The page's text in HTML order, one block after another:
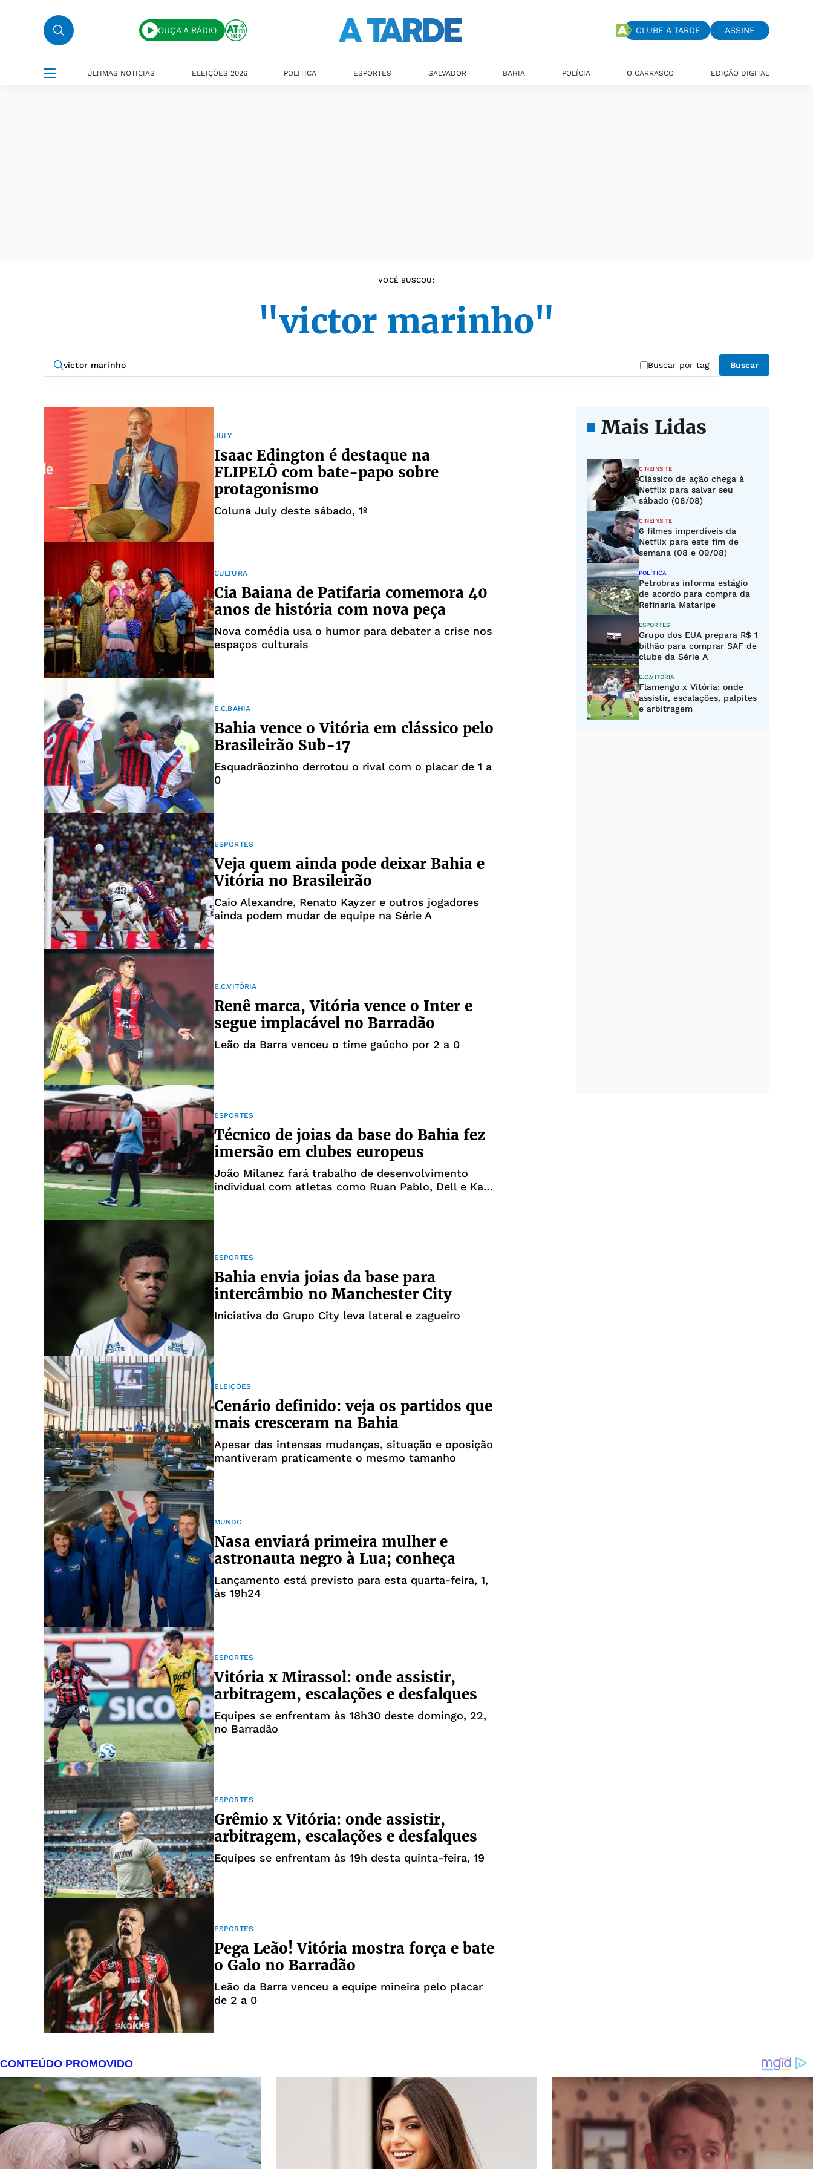
OUÇA A RÁDIO CLUBE A TARDE ASSINE
ÚLTIMAS NOTÍCIAS ELEIÇÕES 2026 POLÍTICA ESPORTES SALVADOR BAHIA POLÍCIA O CARRASCO EDIÇÃO DIGITAL
VOCÊ BUSCOU:
"victor marinho"
Buscar por tag Buscar
JULY
Isaac Edington é destaque na
FLIPELÔ com bate-papo sobre
protagonismo
Coluna July deste sábado, 1º
CULTURA
Cia Baiana de Patifaria comemora 40
anos de história com nova peça
Nova comédia usa o humor para debater a crise nos
espaços culturais
E.C.BAHIA
Bahia vence o Vitória em clássico pelo
Brasileirão Sub-17
Esquadrãozinho derrotou o rival com o placar de 1 a
0
ESPORTES
Veja quem ainda pode deixar Bahia e
Vitória no Brasileirão
Caio Alexandre, Renato Kayzer e outros jogadores
ainda podem mudar de equipe na Série A
E.C.VITÓRIA
Renê marca, Vitória vence o Inter e
segue implacável no Barradão
Leão da Barra venceu o time gaúcho por 2 a 0
ESPORTES
Técnico de joias da base do Bahia fez
imersão em clubes europeus
João Milanez fará trabalho de desenvolvimento
individual com atletas como Ruan Pablo, Dell e Kauê
ESPORTES
Bahia envia joias da base para
intercâmbio no Manchester City
Iniciativa do Grupo City leva lateral e zagueiro
ELEIÇÕES
Cenário definido: veja os partidos que
mais cresceram na Bahia
Apesar das intensas mudanças, situação e oposição
mantiveram praticamente o mesmo tamanho
MUNDO
Nasa enviará primeira mulher e
astronauta negro à Lua; conheça
Lançamento está previsto para esta quarta-feira, 1,
às 19h24
ESPORTES
Vitória x Mirassol: onde assistir,
arbitragem, escalações e desfalques
Equipes se enfrentam às 18h30 deste domingo, 22,
no Barradão
ESPORTES
Grêmio x Vitória: onde assistir,
arbitragem, escalações e desfalques
Equipes se enfrentam às 19h desta quinta-feira, 19
ESPORTES
Pega Leão! Vitória mostra força e bate
o Galo no Barradão
Leão da Barra venceu a equipe mineira pelo placar
de 2 a 0
Mais Lidas
CINEINSITE
Clássico de ação chega à
Netflix para salvar seu
sábado (08/08)
CINEINSITE
6 filmes imperdíveis da
Netflix para este fim de
semana (08 e 09/08)
POLÍTICA
Petrobras informa estágio
de acordo para compra da
Refinaria Mataripe
ESPORTES
Grupo dos EUA prepara R$ 1
bilhão para comprar SAF de
clube da Série A
E.C.VITÓRIA
Flamengo x Vitória: onde
assistir, escalações, palpites
e arbitragem